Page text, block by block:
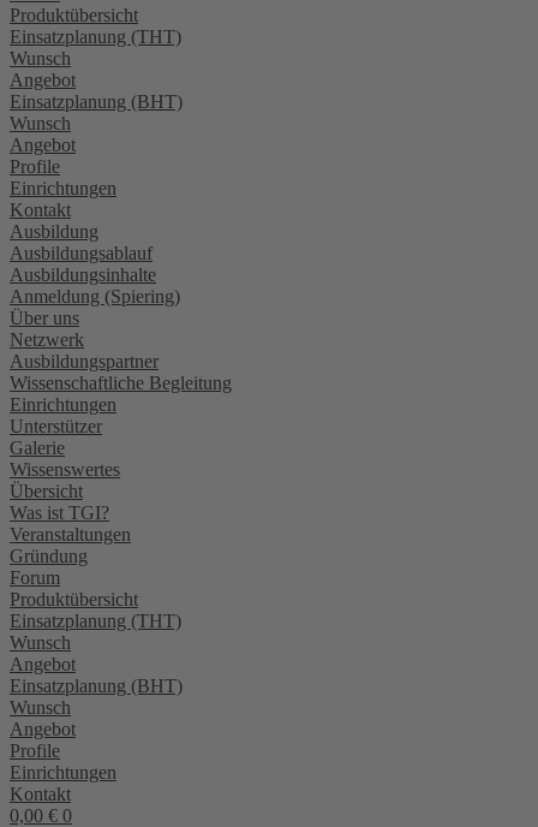
Produktübersicht
Einsatzplanung (THT)
Wunsch
Angebot
Einsatzplanung (BHT)
Wunsch
Angebot
Profile
Einrichtungen
Kontakt
Ausbildung
Ausbildungsablauf
Ausbildungsinhalte
Anmeldung (Spiering)
Über uns
Netzwerk
Ausbildungspartner
Wissenschaftliche Begleitung
Einrichtungen
Unterstützer
Galerie
Wissenswertes
Übersicht
Was ist TGI?
Veranstaltungen
Gründung
Forum
Produktübersicht
Einsatzplanung (THT)
Wunsch
Angebot
Einsatzplanung (BHT)
Wunsch
Angebot
Profile
Einrichtungen
Kontakt
0,00 € 0